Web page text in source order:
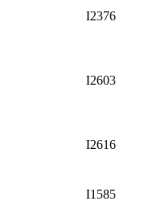
I2376
I2603
I2616
I1585